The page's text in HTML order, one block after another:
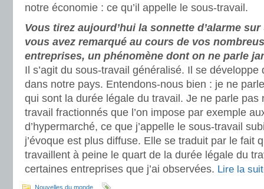
notre économie : ce qu’il appelle le sous-travail.
Vous tirez aujourd’hui la sonnette d’alarme
vous avez remarqué au cours de vos
entreprises, un phénomène dont on ne parle
Il s’agit du sous-travail généralisé. Il se
dans notre pays. Entendons-nous bien : je ne
qui sont la durée légale du travail. Je ne parle pas
travail fractionnés que l’on impose par exemple
d’hypermarché, ce que j’appelle le sous-travail
j’évoque est plus diffuse. Elle se traduit par le fait
travaillent à peine le quart de la durée légale du
certaines entreprises que j’ai observées. Lire la
Nouvelles du monde